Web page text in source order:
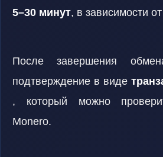
5–30 минут, в зависимости
После завершения
подтверждение в виде
, который можно
Monero.